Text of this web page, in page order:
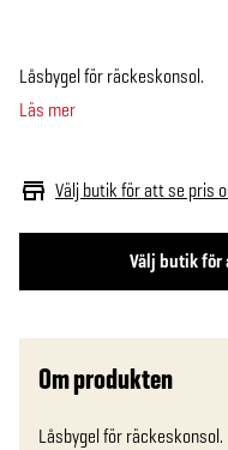
Välj butik för
Välj butik för att se pris
Låsbygel för räckeskonsol.
Läs mer
Om produkten
Låsbygel för räckeskonsol.